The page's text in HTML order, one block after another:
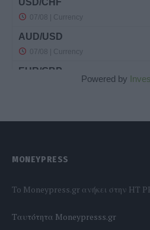
Powered by
MONEYPRESS
To Moneypress.gr ανήκει στην HT
Tαυτότητα Moneypresss.gr